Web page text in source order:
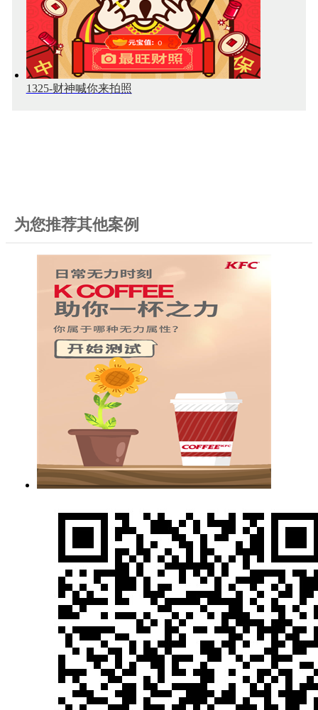
1325-财神喊你来拍照
为您推荐其他案例